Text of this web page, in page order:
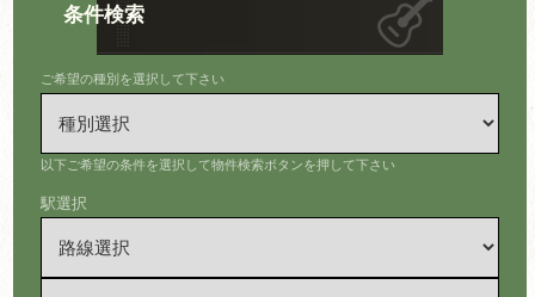
条件検索
ご希望の種別を選択して下さい
以下ご希望の条件を選択して物件検索ボタンを押して下さい
駅選択